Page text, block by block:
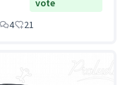
vote
4 21